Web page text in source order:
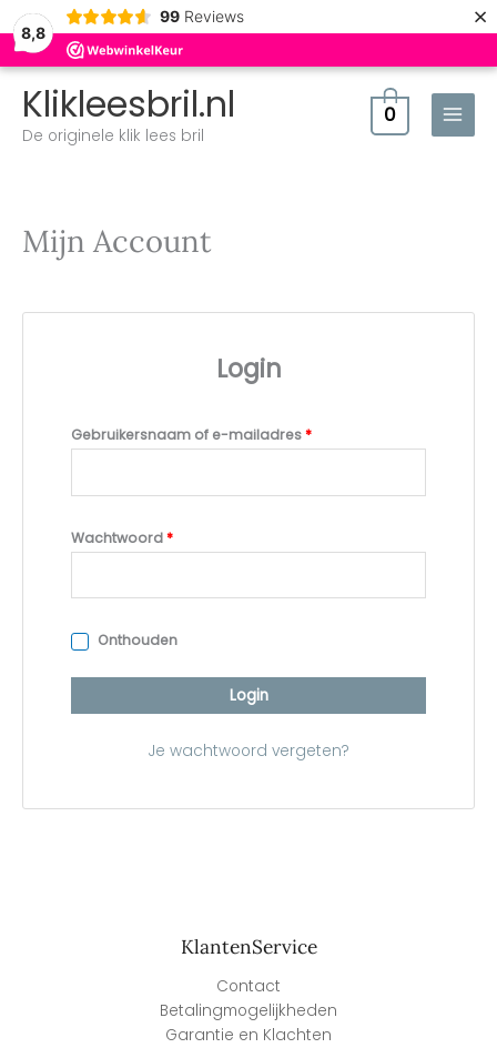
8,8
99 Reviews ×
Klikleesbril.nl
De originele klik lees bril
0
Mijn Account
Login
Gebruikersnaam of e-mailadres*
Wachtwoord*
Vereist
Onthouden
Login
Je wachtwoord vergeten?
KlantenService
Contact
Betalingmogelijkheden
Garantie en Klachten